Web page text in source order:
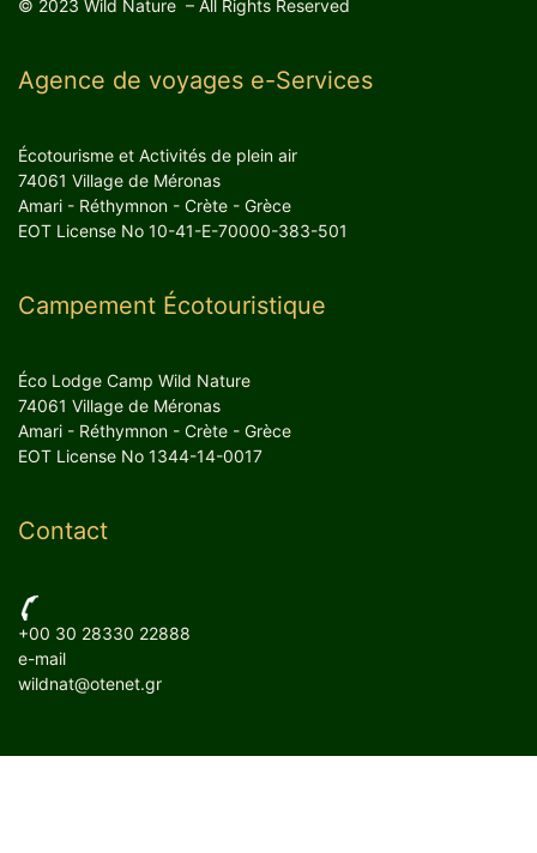
© 2023 Wild Nature – All Rights Reserved
Agence de voyages e-Services
Écotourisme et Activités de plein air
74061 Village de Méronas
Amari - Réthymnon - Crète - Grèce
EOT License No 10-41-E-70000-383-501
Campement Écotouristique
Éco Lodge Camp Wild Nature
74061 Village de Méronas
Amari - Réthymnon - Crète - Grèce
EOT License No 1344-14-0017
Contact
+00 30 28330 22888
e-mail
wildnat@otenet.gr